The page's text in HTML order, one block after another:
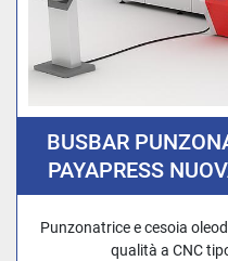
BUSBAR
PAYAPRESS
Punzonatrice e cesoia
qualità a CNC